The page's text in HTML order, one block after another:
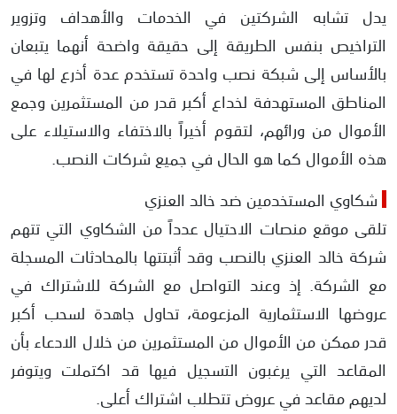
يدل تشابه الشركتين في الخدمات والأهداف وتزوير
التراخيص بنفس الطريقة إلى حقيقة واضحة أنهما يتبعان
بالأساس إلى شبكة نصب واحدة تستخدم عدة أذرع لها في
المناطق المستهدفة لخداع أكبر قدر من المستثمرين وجمع
الأموال من ورائهم، لتقوم أخيراً بالاختفاء والاستيلاء على
هذه الأموال كما هو الحال في جميع شركات النصب.
شكاوي المستخدمين ضد خالد العنزي
تلقى موقع منصات الاحتيال عدداً من الشكاوي التي تتهم
شركة خالد العنزي بالنصب وقد أثبتتها بالمحادثات المسجلة
مع الشركة. إذ وعند التواصل مع الشركة للاشتراك في
عروضها الاستثمارية المزعومة، تحاول جاهدة لسحب أكبر
قدر ممكن من الأموال من المستثمرين من خلال الادعاء بأن
المقاعد التي يرغبون التسجيل فيها قد اكتملت ويتوفر
لديهم مقاعد في عروض تتطلب اشتراك أعلى.